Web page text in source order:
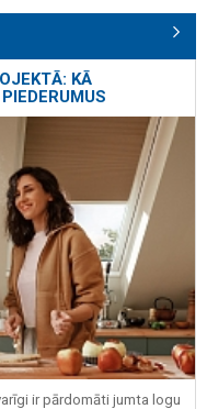
KĀ
ir pārdomāti jumta logu